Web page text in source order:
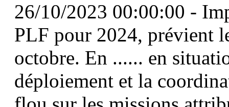
26/10/2023 00:00:00 -
PLF pour 2024, prévient
octobre. En ...... en
déploiement et la